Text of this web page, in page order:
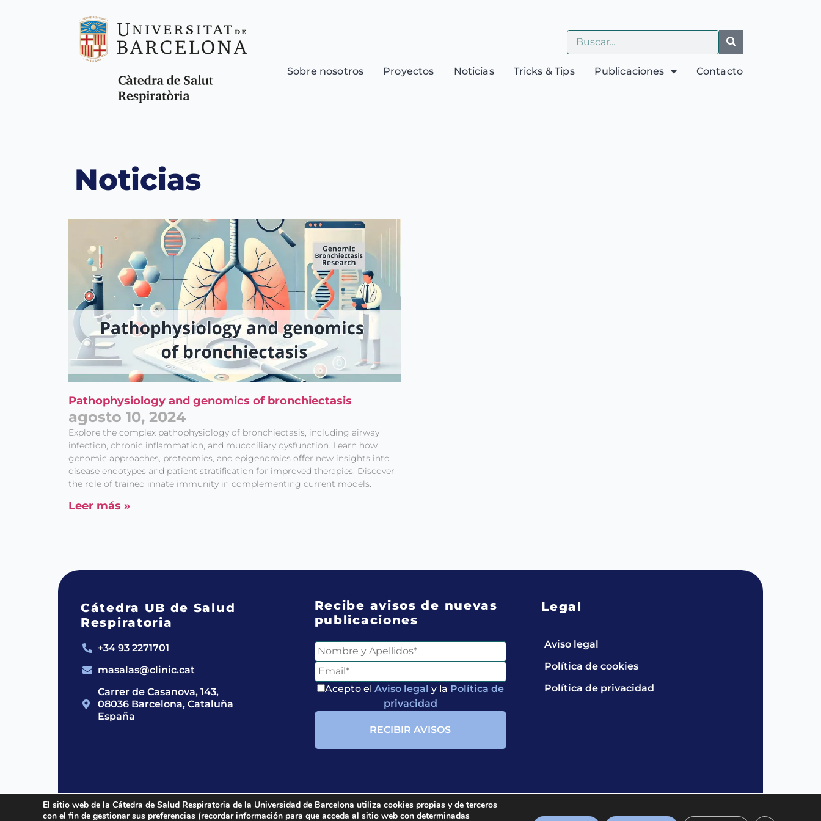
Sobre nosotros Proyectos Noticias Tricks & Tips Publicaciones Contacto
Noticias
Pathophysiology and genomics of bronchiectasis
agosto 10, 2024
Explore the complex pathophysiology of bronchiectasis, including airway
infection, chronic inflammation, and mucociliary dysfunction. Learn how
genomic approaches, proteomics, and epigenomics offer new insights into
disease endotypes and patient stratification for improved therapies. Discover
the role of trained innate immunity in complementing current models.
Leer más »
Cátedra UB de Salud
Respiratoria
+34 93 2271701
masalas@clinic.cat
Carrer de Casanova, 143,
08036 Barcelona, Cataluña
España
Recibe avisos de nuevas
publicaciones
Acepto el Aviso legal y la Política de
privacidad
Legal
Aviso legal
Política de cookies
Política de privacidad
2024 © Cátedra UB de Salud Respiratoria.All rights reserved.
El sitio web de la Cátedra de Salud Respiratoria de la Universidad de Barcelona utiliza cookies propias y de terceros
con el fin de gestionar sus preferencias (recordar información para que acceda al sitio web con determinadas